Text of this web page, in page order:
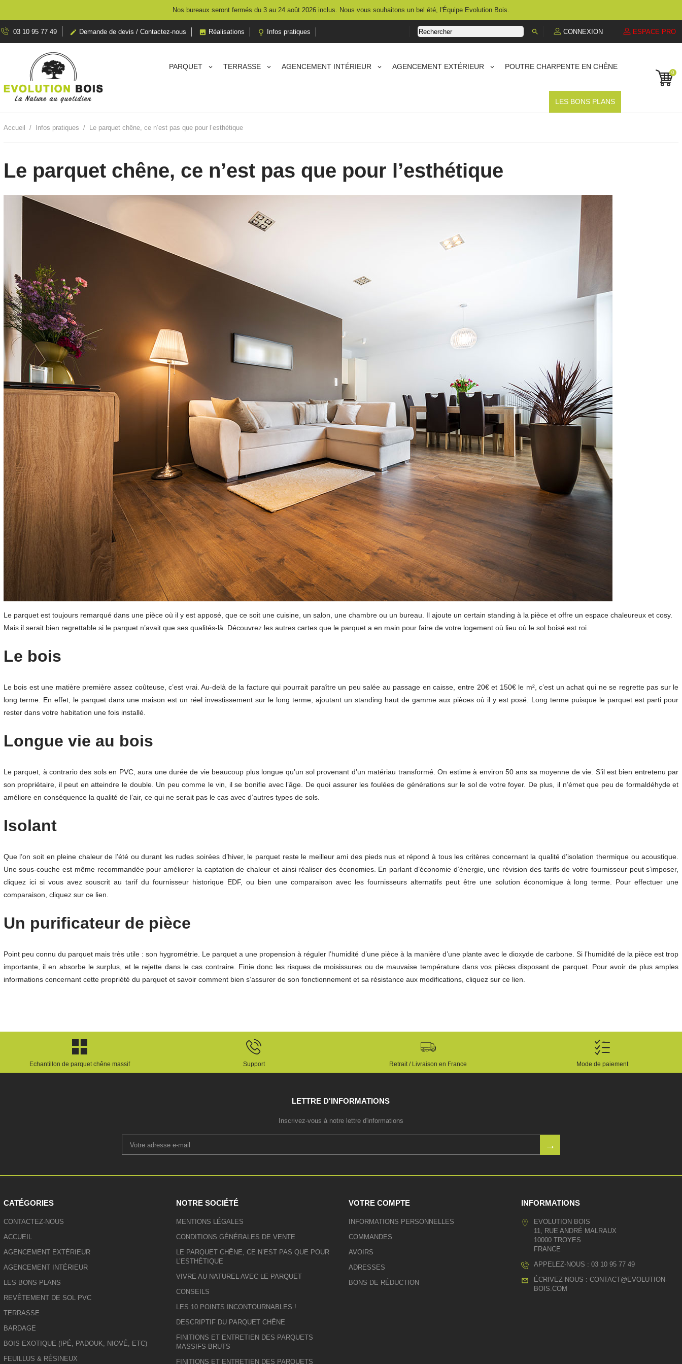
Nos bureaux seront fermés du 3 au 24 août 2026 inclus. Nous vous souhaitons un bel été, l'Équipe Evolution Bois.
03 10 95 77 49  Demande de devis / Contactez-nous  Réalisations  Infos pratiques  CONNEXION ESPACE PRO
PARQUET TERRASSE AGENCEMENT INTÉRIEUR AGENCEMENT EXTÉRIEUR POUTRE CHARPENTE EN CHÊNE
LES BONS PLANS
0
Accueil Infos pratiques Le parquet chêne, ce n’est pas que pour l’esthétique
Le parquet chêne, ce n’est pas que pour l’esthétique
Le parquet est toujours remarqué dans une pièce où il y est apposé, que ce soit une cuisine, un salon, une chambre ou un bureau. Il ajoute un certain standing à la pièce et offre un espace chaleureux et cosy.
Mais il serait bien regrettable si le parquet n’avait que ses qualités-là. Découvrez les autres cartes que le parquet a en main pour faire de votre logement où lieu où le sol boisé est roi.
Le bois
Le bois est une matière première assez coûteuse, c’est vrai. Au-delà de la facture qui pourrait paraître un peu salée au passage en caisse, entre 20€ et 150€ le m², c’est un achat qui ne se regrette pas sur le
long terme. En effet, le parquet dans une maison est un réel investissement sur le long terme, ajoutant un standing haut de gamme aux pièces où il y est posé. Long terme puisque le parquet est parti pour
rester dans votre habitation une fois installé.
Longue vie au bois
Le parquet, à contrario des sols en PVC, aura une durée de vie beaucoup plus longue qu’un sol provenant d’un matériau transformé. On estime à environ 50 ans sa moyenne de vie. S’il est bien entretenu par
son propriétaire, il peut en atteindre le double. Un peu comme le vin, il se bonifie avec l’âge. De quoi assurer les foulées de générations sur le sol de votre foyer. De plus, il n’émet que peu de formaldéhyde et
améliore en conséquence la qualité de l’air, ce qui ne serait pas le cas avec d’autres types de sols.
Isolant
Que l’on soit en pleine chaleur de l’été ou durant les rudes soirées d’hiver, le parquet reste le meilleur ami des pieds nus et répond à tous les critères concernant la qualité d’isolation thermique ou acoustique.
Une sous-couche est même recommandée pour améliorer la captation de chaleur et ainsi réaliser des économies. En parlant d’économie d’énergie, une révision des tarifs de votre fournisseur peut s’imposer,
cliquez icisi vous avez souscrit au tarif du fournisseur historique EDF, ou bien une comparaison avec les fournisseurs alternatifs peut être une solution économique à long terme. Pour effectuer une
comparaison, cliquez sur ce lien
Un purificateur de pièce
Point peu connu du parquet mais très utile : son hygrométrie. Le parquet a une propension à réguler l’humidité d’une pièce à la manière d’une plante avec le dioxyde de carbone. Si l’humidité de la pièce est trop
importante, il en absorbe le surplus, et le rejette dans le cas contraire. Finie donc les risques de moisissures ou de mauvaise température dans vos pièces disposant de parquet. Pour avoir de plus amples
informations concernant cette propriété du parquet et savoir comment bien s’assurer de son fonctionnement et sa résistance aux modifications, cliquez sur ce lien
Echantillon de parquet chêne massif Support Retrait / Livraison en France Mode de paiement
LETTRE D'INFORMATIONS
Inscrivez-vous à notre lettre d'informations
CATÉGORIES
CONTACTEZ-NOUS
ACCUEIL
AGENCEMENT EXTÉRIEUR
AGENCEMENT INTÉRIEUR
LES BONS PLANS
REVÊTEMENT DE SOL PVC
TERRASSE
BARDAGE
BOIS EXOTIQUE (IPÉ, PADOUK, NIOVÉ, ETC)
FEUILLUS & RÉSINEUX
NOTRE SOCIÉTÉ
MENTIONS LÉGALES
CONDITIONS GÉNÉRALES DE VENTE
LE PARQUET CHÊNE, CE N’EST PAS QUE POUR
L’ESTHÉTIQUE
VIVRE AU NATUREL AVEC LE PARQUET
CONSEILS
LES 10 POINTS INCONTOURNABLES !
DESCRIPTIF DU PARQUET CHÊNE
FINITIONS ET ENTRETIEN DES PARQUETS
MASSIFS BRUTS
FINITIONS ET ENTRETIEN DES PARQUETS
VOTRE COMPTE
INFORMATIONS PERSONNELLES
COMMANDES
AVOIRS
ADRESSES
BONS DE RÉDUCTION
INFORMATIONS
EVOLUTION BOIS
11, RUE ANDRÉ MALRAUX
10000 TROYES
FRANCE
APPELEZ-NOUS :03 10 95 77 49
ÉCRIVEZ-NOUS :CONTACT@EVOLUTION-
BOIS.COM